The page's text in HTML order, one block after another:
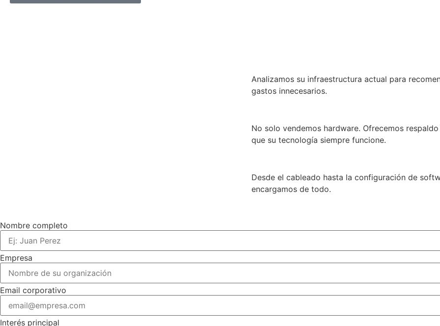
Analizamos su infraestructura actual para
gastos innecesarios.
No solo vendemos hardware. Ofrecemos
que su tecnología siempre funcione.
Desde el cableado hasta la configuración de
encargamos de todo.
Nombre completo
Empresa
Email corporativo
Interés principal